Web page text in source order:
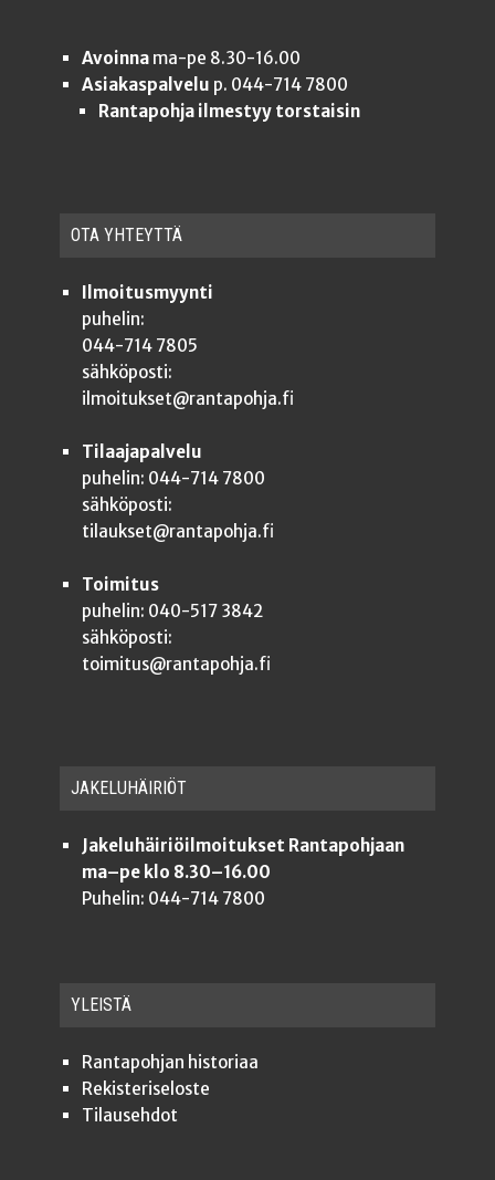
Avoinnama-pe 8.30-16.00
Asiakaspalvelu p. 044-714 7800
Rantapohja ilmestyy torstaisin
OTA YHTEYT­TÄ
Ilmoitusmyynti
puhelin:
044-714 7805
sähköposti:
ilmoitukset@rantapohja.fi
Tilaajapalvelu
puhelin: 044-714 7800
sähköposti:
tilaukset@rantapohja.fi
Toimitus
puhelin: 040-517 3842
sähköposti:
toimitus@rantapohja.fi
JAKE­LU­HÄI­RIÖT
Jakeluhäiriöilmoitukset Rantapohjaan
ma–pe klo 8.30–16.00
Puhelin: 044-714 7800
YLEISTÄ
Ran­ta­poh­jan historiaa
Rekis­te­ri­se­los­te
Tilauseh­dot